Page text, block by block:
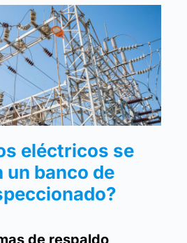
eléctricos se
un banco de
de respaldo